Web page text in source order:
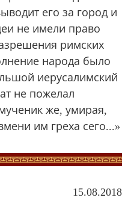
его за город и
не имели право
римских
народа было
иерусалимский
не пожелал
же, умирая,
им греха сего...»
15.08.2018